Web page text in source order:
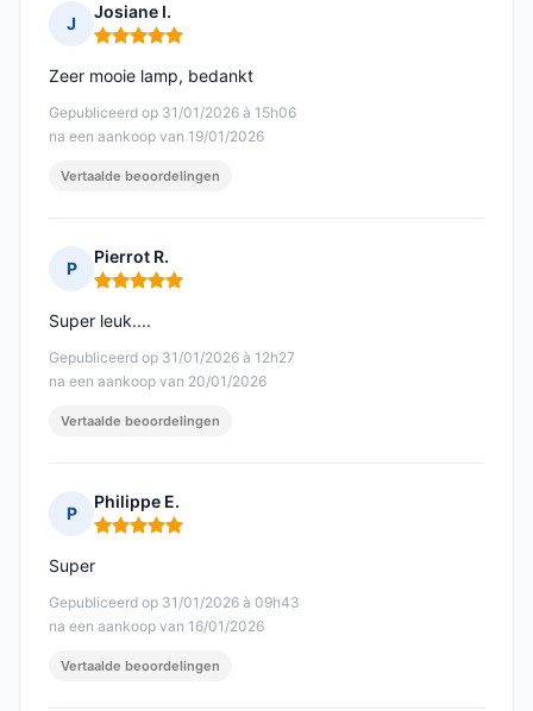
J
Josiane I.
Opmerking: 5 van 5
Gepubliceerd op 31/01/2026 à 15h06
na een aankoop van 19/01/2026
Zeer mooie lamp, bedankt
Vertaalde beoordelingen
P
Pierrot R.
Opmerking: 5 van 5
Gepubliceerd op 31/01/2026 à 12h27
na een aankoop van 20/01/2026
Super leuk....
Vertaalde beoordelingen
P
Philippe E.
Opmerking: 5 van 5
Gepubliceerd op 31/01/2026 à 09h43
na een aankoop van 16/01/2026
Super
Vertaalde beoordelingen